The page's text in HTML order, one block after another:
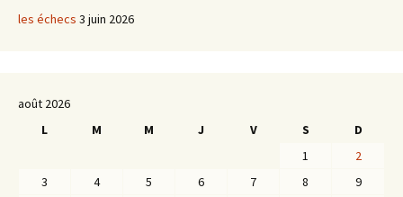
les échecs 3 juin 2026
août 2026
L
M M J V S
D
1
2
3
4 5 6 7 8 9